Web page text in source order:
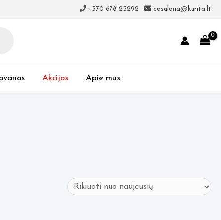
+370 678 25292 casalana@kurita.lt
Akcijos Apie mus